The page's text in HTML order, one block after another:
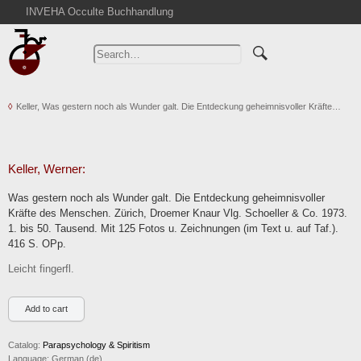
INVEHA Occulte Buchhandlung
Home
Advanced Search
Cart
Contact
Terms
Privacy Policy
Imprint
Keller, Was gestern noch als Wunder galt. Die Entdeckung geheimnisvoller Kräfte…
Keller, Werner:
Was gestern noch als Wunder galt. Die Entdeckung geheimnisvoller
Kräfte des Menschen. Zürich, Droemer Knaur Vlg. Schoeller & Co. 1973.
1. bis 50. Tausend. Mit 125 Fotos u. Zeichnungen (im Text u. auf Taf.).
416 S. OPp.
Leicht fingerfl.
Catalog: Parapsychology & Spiritism
Language: German (de)